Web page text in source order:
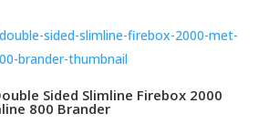
Sided Slimline Firebox 2000
800 Brander